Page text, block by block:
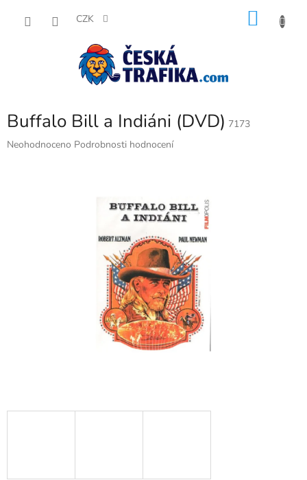
CZK
Buffalo Bill a Indiáni (DVD) 7173
Průměrné
Neohodnoceno Podrobnosti hodnocení